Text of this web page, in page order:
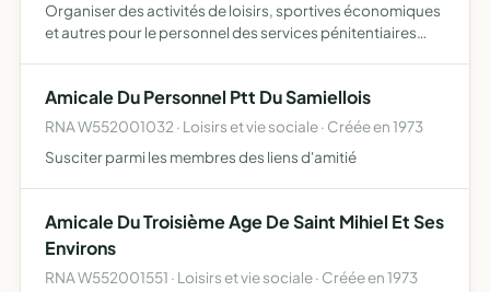
Organiser des activités de loisirs, sportives économiques
et autres pour le personnel des services pénitentiaires
Amicale Du Personnel Ptt Du Samiellois
RNA W552001032 · Loisirs et vie sociale · Créée en 1973
Susciter parmi les membres des liens d'amitié
Amicale Du Troisième Age De Saint Mihiel Et Ses
Environs
RNA W552001551 · Loisirs et vie sociale · Créée en 1973